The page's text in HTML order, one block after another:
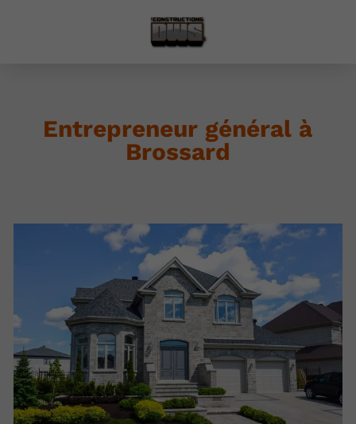
Entrepreneur général à
Brossard